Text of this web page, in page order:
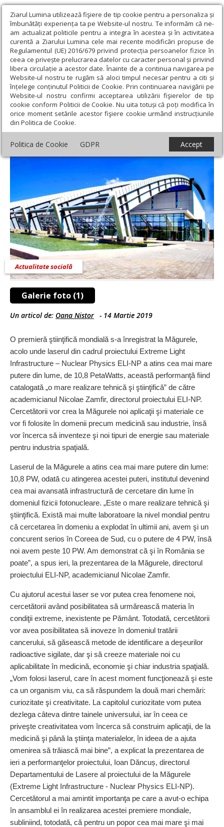
Ziarul Lumina utilizează fişiere de tip cookie pentru a personaliza și
îmbunătăți experiența ta pe Website-ul nostru. Te informăm că ne-
am actualizat politicile pentru a integra în acestea și în activitatea
curentă a Ziarului Lumina cele mai recente modificări propuse de
Regulamentul (UE) 2016/679 privind protecția persoanelor fizice în
ceea ce privește prelucrarea datelor cu caracter personal și privind
libera circulație a acestor date. Înainte de a continua navigarea pe
Website-ul nostru te rugăm să aloci timpul necesar pentru a citi și
înțelege conținutul Politicii de Cookie. Prin continuarea navigării pe
Website-ul nostru confirmi acceptarea utilizării fişierelor de tip
cookie conform Politicii de Cookie. Nu uita totuși că poți modifica în
orice moment setările acestor fişiere cookie urmând instrucțiunile
din Politica de Cookie.
Politica de Cookie GDPR Accept
Ziarul Lumina › Societate › Actualitate socială › Laserul de la
Măgurele a atins cea mai mare putere
Laserul de la Măgurele a atins cea mai
mare putere
Galerie foto (1)
Actualitate socială
Un articol de: Oana Nistor - 14 Martie 2019
O premieră ştiinţifică mondială s-a înregistrat la Măgurele,
acolo unde laserul din cadrul proiectului Extreme Light
Infrastructure – Nuclear Physics ELI-NP a atins cea mai mare
putere din lume, de 10,8 PetaWatts, această performanţă fiind
catalogată „o mare realizare tehnică şi ştiinţifică” de către
academicianul Nicolae Zamfir, directorul proiectului ELI-NP.
Cercetătorii vor crea la Măgurele noi aplicaţii şi materiale ce
vor fi folosite în domenii precum medicină sau industrie, însă
vor încerca să inventeze şi noi tipuri de energie sau materiale
pentru industria spaţială.
Laserul de la Măgurele a atins cea mai mare putere din lume:
10,8 PW, odată cu atingerea acestei puteri, institutul devenind
cea mai avansată infra­structură de cercetare din lume în
domeniul fizicii fotonucleare. „Este o mare realizare tehnică şi
ştiinţifică. Există mai multe laboratoare la nivel mondial pentru
că cercetarea în domeniu a explodat în ultimii ani, avem şi un
concurent serios în Coreea de Sud, cu o putere de 4 PW, însă
noi avem peste 10 PW. Am demonstrat că şi în România se
poate”, a spus ieri, la prezentarea de la Măgurele, directorul
proiec­tului ELI-NP, academicianul Nicolae Zamfir.
Cu ajutorul acestui laser se vor putea crea fenomene noi,
cercetătorii având posibilitatea să urmărească materia în
condiţii extreme, inexistente pe Pământ. Totodată, cercetătorii
vor avea posibilitatea să inoveze în domeniul tratării
cancerului, să găsească metode de identificare a deşeurilor
radioactive sigilate, dar şi să creeze materiale noi cu
aplicabilitate în medicină, economie şi chiar industria spaţială.
„Vom folosi laserul, care în acest moment funcţionează şi este
ca un organism viu, ca să răspundem la două mari chemări:
curiozitate şi creativitate. La capitolul curiozitate vom putea
dezlega câteva dintre tainele universului, iar în ceea ce
priveşte creativitatea vom încerca să construim aplicaţii, de la
medicină şi până la ştiinţa materialelor, în ideea de a ajuta
omenirea să trăiască mai bine”, a explicat la prezentarea de
ieri a performanţelor proiectului, Ioan Dăncuș, directorul
Departamentului de Lasere al proiectului de la Măgurele
(Extreme Light Infrastructure - Nuclear Physics ELI-NP).
Cercetătorul a mai amintit importanţa pe care a avut-o echipa
în ansamblul ei în realizarea acestei premiere mondiale,
subliniind, totodată, că pentru un popor cea mai mare şi mai